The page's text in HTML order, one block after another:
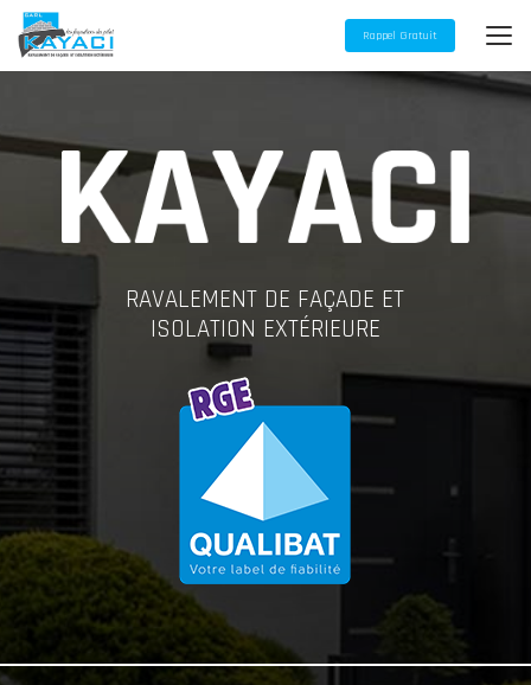
Aller
contenu
principal
Rappel Gratuit
RAVALEMENT DE FAÇADE ET
ISOLATION EXTÉRIEURE